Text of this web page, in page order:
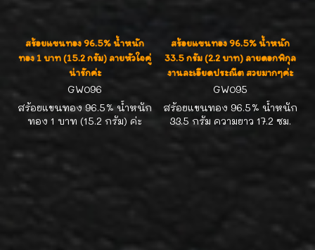
สร้อยแขนทอง 96.5% น้ำหนัก
ทอง 1 บาท (15.2 กรัม) ลายหัวใจคู่
น่ารักค่ะ
GW096
สร้อยแขนทอง 96.5% น้ำหนัก
ทอง 1 บาท (15.2 กรัม) ค่ะ
สร้อยแขนทอง 96.5% น้ำหนัก
33.5 กรัม (2.2 บาท) ลายดอกพิกุล
งานละเอียดประณีต สวยมากๆค่ะ
GW095
สร้อยแขนทอง 96.5% น้ำหนัก
33.5 กรัม ความยาว 17.2 ซม.